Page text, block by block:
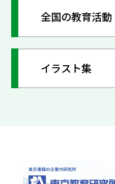
全国の教育活動
イラスト集